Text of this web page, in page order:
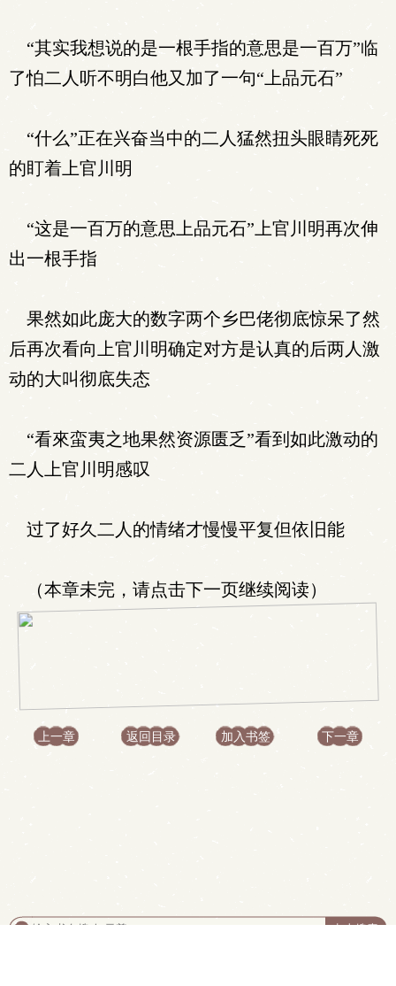
“其实我想说的是一根手指的意思是一百万”临
了怕二人听不明白他又加了一句“上品元石”
“什么”正在兴奋当中的二人猛然扭头眼睛死死
的盯着上官川明
“这是一百万的意思上品元石”上官川明再次伸
出一根手指
果然如此庞大的数字两个乡巴佬彻底惊呆了然
后再次看向上官川明确定对方是认真的后两人激
动的大叫彻底失态
“看來蛮夷之地果然资源匮乏”看到如此激动的
二人上官川明感叹
过了好久二人的情绪才慢慢平复但依旧能
（本章未完，请点击下一页继续阅读）
上一章 返回目录 加入书签 下一章